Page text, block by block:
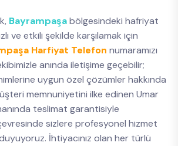
Bayrampaşabölgesindeki hafriyat
ve etkili şekilde karşılamak için
Harfiyat Telefon numaramızı
anında iletişime geçebilir;
uygun özel çözümler hakkında
memnuniyetini ilke edinen Umar
teslimat garantisiyle
sizlere profesyonel hizmet
İhtiyacınız olan her türlü